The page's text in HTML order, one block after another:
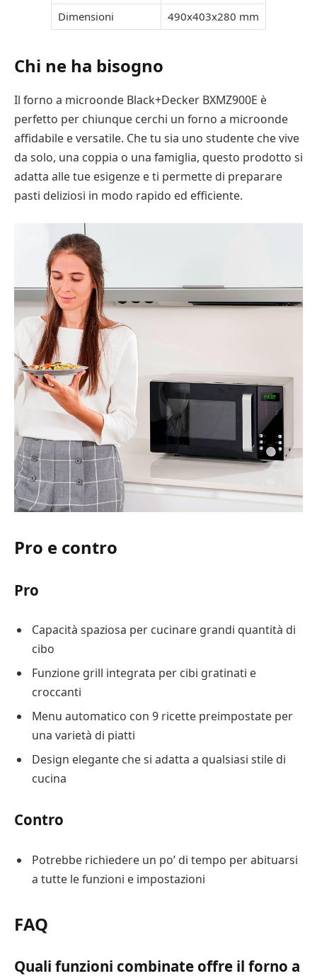
Dimensioni 490x403x280 mm
Chi ne ha bisogno
Il forno a microonde Black+Decker BXMZ900E è
perfetto per chiunque cerchi un forno a microonde
affidabile e versatile. Che tu sia uno studente che vive
da solo, una coppia o una famiglia, questo prodotto si
adatta alle tue esigenze e ti permette di preparare
pasti deliziosi in modo rapido ed efficiente.
Pro e contro
Pro
Capacità spaziosa per cucinare grandi quantità di
cibo
Funzione grill integrata per cibi gratinati e
croccanti
Menu automatico con 9 ricette preimpostate per
una varietà di piatti
Design elegante che si adatta a qualsiasi stile di
cucina
Contro
Potrebbe richiedere un po’ di tempo per abituarsi
a tutte le funzioni e impostazioni
FAQ
Quali funzioni combinate offre il forno a